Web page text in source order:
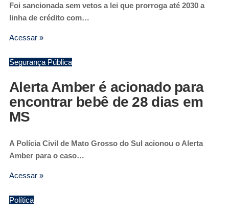
Foi sancionada sem vetos a lei que prorroga até 2030 a
linha de crédito com…
Acessar »
Segurança Pública
Alerta Amber é acionado para
encontrar bebê de 28 dias em
MS
A Polícia Civil de Mato Grosso do Sul acionou o Alerta
Amber para o caso…
Acessar »
Política